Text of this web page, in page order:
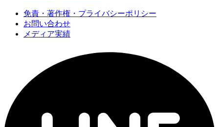
免責・著作権・プライバシーポリシー
お問い合わせ
メディア実績